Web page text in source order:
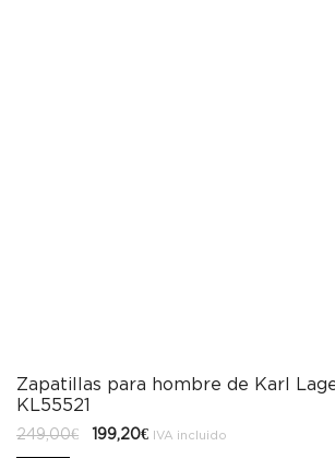
Zapatillas para hombre de Karl
KL55521
249,00€
El199,20€ElIVA incluido